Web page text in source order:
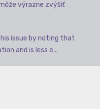
výrazne zvýšiť
issue by noting that
and is less e...